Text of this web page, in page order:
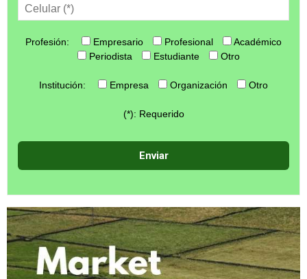
Profesión: Empresario Profesional
Académico
Periodista
Estudiante Otro
Institución: Empresa Organización Otro
(*): Requerido